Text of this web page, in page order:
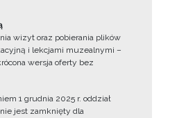
wizyt oraz pobierania plików
i lekcjami muzealnymi –
wersja oferty bez
1 grudnia 2025 r. oddział
jest zamknięty dla